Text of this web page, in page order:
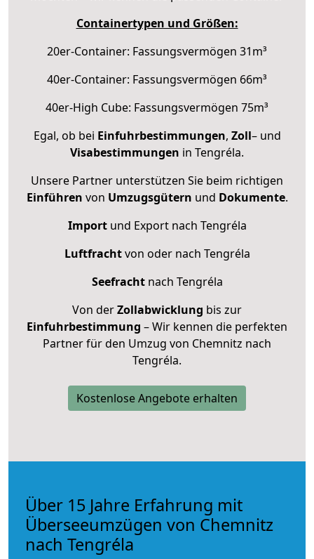
Containertypen und Größen:
20er-Container: Fassungsvermögen 31m³
40er-Container: Fassungsvermögen 66m³
40er-High Cube: Fassungsvermögen 75m³
Egal, ob bei Einfuhrbestimmungen, Zoll– und
Visabestimmungen in Tengréla.
Unsere Partner unterstützen Sie beim richtigen
Einführen von Umzugsgütern und Dokumente.
Importund Export nach Tengréla
Luftfrachtvon oder nach Tengréla
Seefrachtnach Tengréla
Von derZollabwicklung bis zur
Einfuhrbestimmung – Wir kennen die perfekten
Partner für den Umzug von Chemnitz nach
Tengréla.
Kostenlose Angebote erhalten
Über 15 Jahre Erfahrung mit
Überseeumzügen von Chemnitz
nach Tengréla